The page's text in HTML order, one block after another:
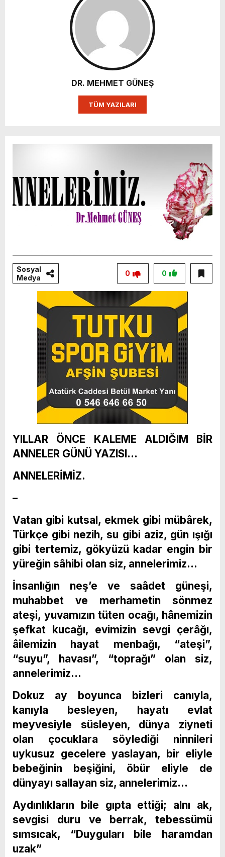
DR. MEHMET GÜNEŞ
TÜM YAZILARI
Sosyal
Medya
0
0
YILLAR ÖNCE KALEME ALDIĞIM BİR
ANNELER GÜNÜ YAZISI…
ANNELERİMİZ.
–
Vatan gibi kutsal, ekmek gibi mübârek,
Türkçe gibi nezih, su gibi aziz, gün ışığı
gibi tertemiz, gökyüzü kadar engin bir
yüreğin sâhibi olan siz, annelerimiz…
İnsanlığın neş’e ve saâdet güneşi,
muhabbet ve merhametin sönmez
ateşi, yuvamızın tüten ocağı, hânemizin
şefkat kucağı, evimizin sevgi çerâğı,
âilemizin hayat menbağı, “ateşi”,
“suyu”, havası”, “toprağı” olan siz,
annelerimiz…
Dokuz ay boyunca bizleri canıyla,
kanıyla besleyen, hayatı evlat
meyvesiyle süsleyen, dünya ziyneti
olan çocuklara söylediği ninnileri
uykusuz gecelere yaslayan, bir eliyle
bebeğinin beşiğini, öbür eliyle de
dünyayı sallayan siz, annelerimiz…
Aydınlıkların bile gıpta ettiği; alnı ak,
sevgisi duru ve berrak, tebessümü
sımsıcak, “Duyguları bile haramdan
uzak”